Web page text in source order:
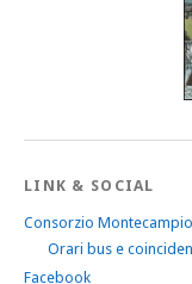
LINK & SOCIAL
Consorzio
Orari bus e
Facebook